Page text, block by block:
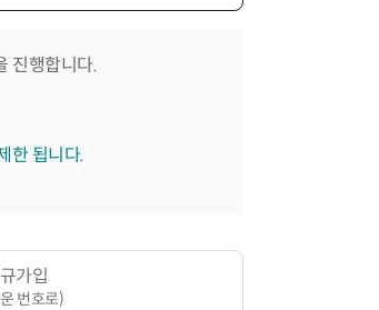
진행합니다.
한 됩니다.
가입
번호로)